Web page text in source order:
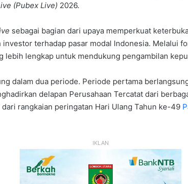
(Pubex Live) 2026.
sebagai bagian dari upaya memperkuat
investor terhadap pasar modal Indonesia. Melalui
lebih lengkap untuk mendukung pengambilan
dalam dua periode. Periode pertama
delapan Perusahaan Tercatat dari
rangkaian peringatan Hari Ulang Tahun ke-49
IKLAN